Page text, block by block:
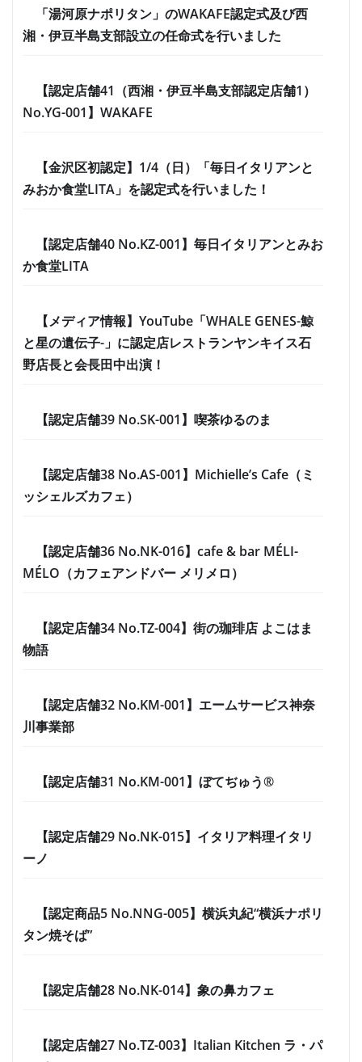
「湯河原ナポリタン」のWAKAFE認定式及び西
湘・伊豆半島支部設立の任命式を行いました
【認定店舗41（西湘・伊豆半島支部認定店舗1）
No.YG-001】WAKAFE
【金沢区初認定】1/4（日）「毎日イタリアンと
みおか食堂LITA」を認定式を行いました！
【認定店舗40 No.KZ-001】毎日イタリアンとみお
か食堂LITA
【メディア情報】YouTube「WHALE GENES-鯨
と星の遺伝子-」に認定店レストランヤンキイス石
野店長と会長田中出演！
【認定店舗39 No.SK-001】喫茶ゆるのま
【認定店舗38 No.AS-001】Michielle’s Cafe（ミ
ッシェルズカフェ）
【認定店舗36 No.NK-016】cafe & bar MÉLI-
MÉLO（カフェアンドバー メリメロ）
【認定店舗34 No.TZ-004】街の珈琲店 よこはま
物語
【認定店舗32 No.KM-001】エームサービス神奈
川事業部
【認定店舗31 No.KM-001】ぼてぢゅう®
【認定店舗29 No.NK-015】イタリア料理イタリ
ーノ
【認定商品5 No.NNG-005】横浜丸紀“横浜ナポリ
タン焼そば”
【認定店舗28 No.NK-014】象の鼻カフェ
【認定店舗27 No.TZ-003】Italian Kitchen ラ・パ